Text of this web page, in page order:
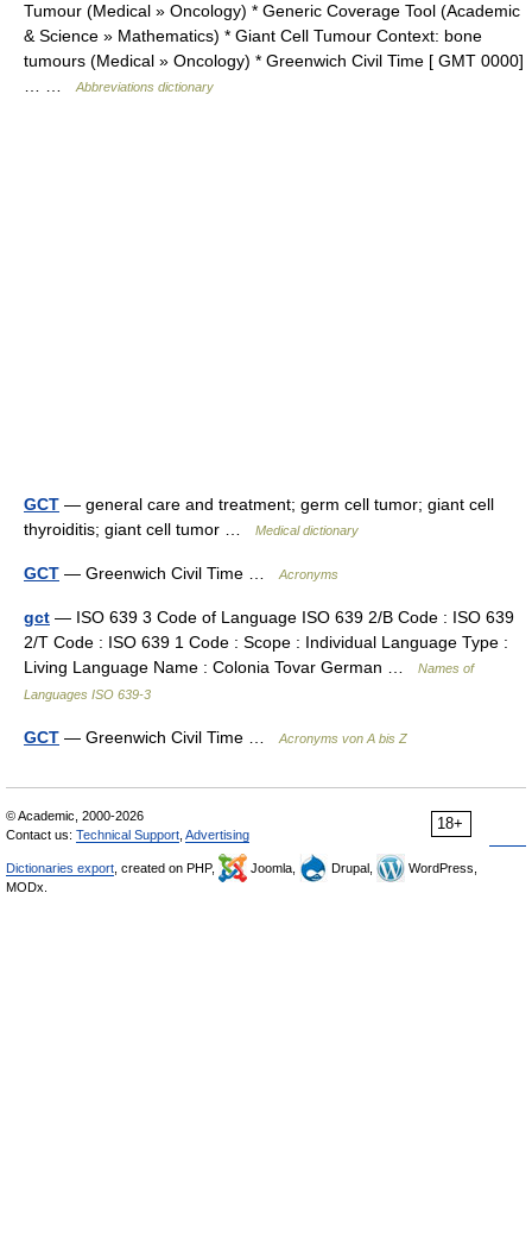
Tumour (Medical » Oncology) * Generic Coverage Tool (Academic
& Science » Mathematics) * Giant Cell Tumour Context: bone
tumours (Medical » Oncology) * Greenwich Civil Time [ GMT 0000]
Abbreviations dictionary
GCT — general care and treatment; germ cell tumor; giant cell
thyroiditis; giant cell tumor …
Medical dictionary
GCT — Greenwich Civil Time … Acronyms
gct — ISO 639 3 Code of Language ISO 639 2/B Code : ISO 639
2/T Code : ISO 639 1 Code : Scope : Individual Language Type :
Living Language Name : Colonia Tovar German …
Names of
Languages ISO 639-3
GCT — Greenwich Civil Time … Acronyms von A bis Z
18+
© Academic, 2000-2026
Contact us: Technical Support Advertising
Dictionaries export , created on PHP, Joomla, Drupal,
WordPress,
MODx.